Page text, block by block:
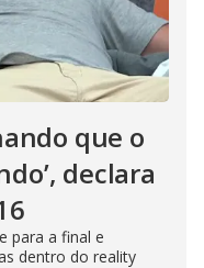
que o
declara
para a final e
dentro do reality